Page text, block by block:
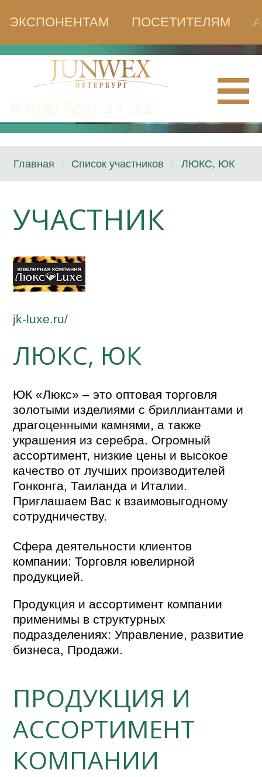
ЭКСПОНЕНТАМ ПОСЕТИТЕЛЯМ
Главная Список участников ЛЮКС, ЮК
УЧАСТНИК
jk-luxe.ru/
ЛЮКС, ЮК
ЮК «Люкс» – это оптовая торговля
золотыми изделиями с бриллиантами и
драгоценными камнями, а также
украшения из серебра. Огромный
ассортимент, низкие цены и высокое
качество от лучших производителей
Гонконга, Таиланда и Италии.
Приглашаем Вас к взаимовыгодному
сотрудничеству.
Сфера деятельности клиентов
компании: Торговля ювелирной
продукцией.
Продукция и ассортимент компании
применимы в структурных
подразделениях: Управление, развитие
бизнеса, Продажи.
ПРОДУКЦИЯ И
АССОРТИМЕНТ
КОМПАНИИ